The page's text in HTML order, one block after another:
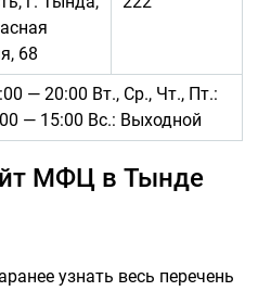
68
— 20:00 Вт., Ср., Чт., Пт.:
— 15:00 Вс.: Выходной
МФЦ в Тынде
узнать весь перечень